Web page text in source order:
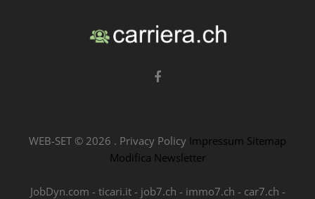
WEB-SET © 2026 . Privacy Policy Impressum Sitemap
Modifica Newsletter
JobDyn.com - ticari.it- job7.ch - immo7.ch - car7.ch -